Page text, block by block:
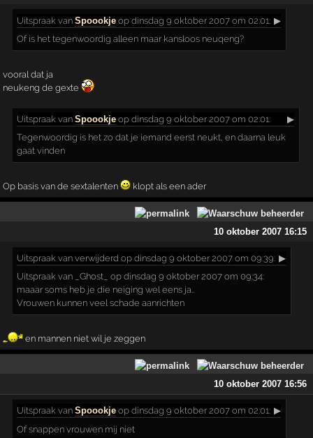
Uitspraak vanSpoookje op dinsdag 9 oktober 2007 om 02:01: ▶
Of is het tegenwoordig alleen maar kansloos neuqeng?
vooral dat ja
neukeng de gexte
Uitspraak vanSpoookje op dinsdag 9 oktober 2007 om 02:01:
▶
Tegenwoordig is het zo dat je iemand eerst neukt, en daarna leuk
gaat vinden
Op basis van de sextalenten klopt als een ader
10 oktober 2007 16:15
Uitspraak van verwijderd op dinsdag 9 oktober 2007 om 09:39: ▶
Uitspraak van _Ghost_ op dinsdag 9 oktober 2007 om 09:34:
maaar soms heb je die neiging wel eens ja..
Vrouwen kunnen veel schade aanrichten
en mannen niet wil je zeggen
10 oktober 2007 16:56
Uitspraak vanSpoookje op dinsdag 9 oktober 2007 om 02:01: ▶
Of snappen vrouwen mij niet